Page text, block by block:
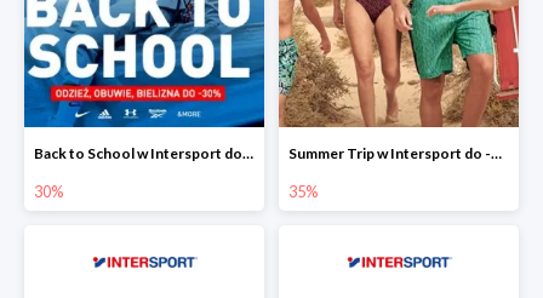
Back to School w Intersport do -30%
30%
Summer Trip w Intersport do -35%
35%